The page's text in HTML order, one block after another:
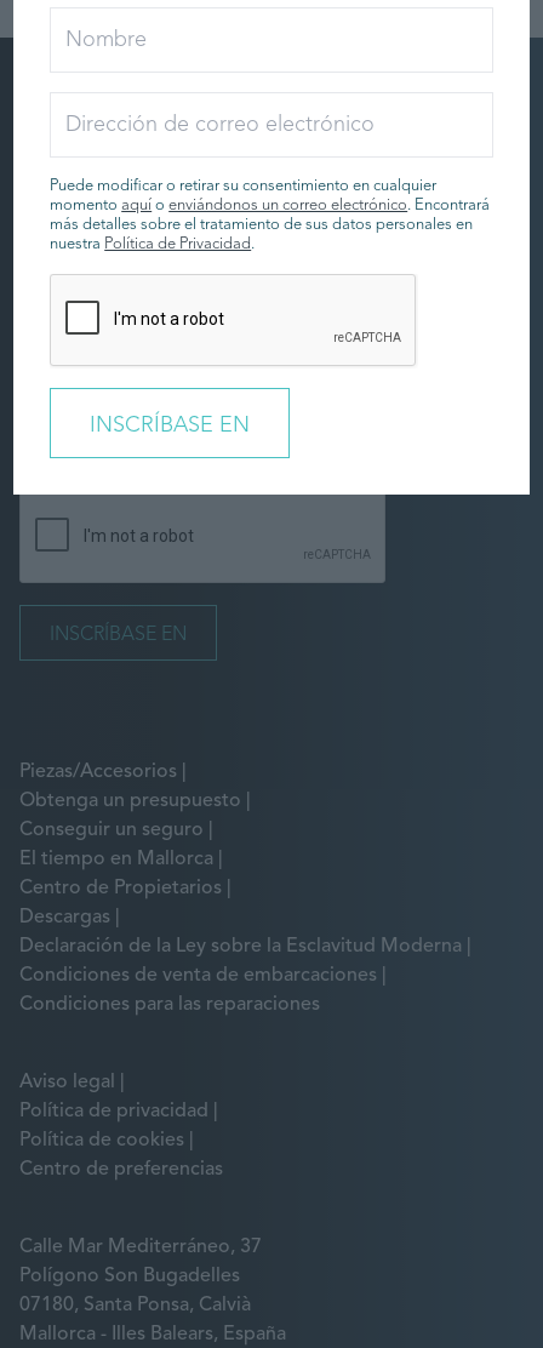
Inscripción en el boletín de noticias
Balear
Puede modificar o retirar su consentimiento en cualquier momento
enviándonos un correo electrónico
Piezas/Accesorios
Obtenga un presupuesto
Conseguir un seguro
El tiempo en Mallorca
Centro de Propietarios
Descargas
Declaración de la Ley sobre la Esclavitud Moderna
Condiciones de venta de embarcaciones
Condiciones para las reparaciones
Aviso legal
Política de privacidad
Política de cookies
Centro de preferencias
Calle Mar Mediterráneo, 37
Polígono Son Bugadelles
07180, Santa Ponsa, Calvià
Mallorca - Illes Balears, España
Puede modificar o retirar su consentimiento en cualquier
momentoaquí oenviándonos un correo electrónico. Encontrará
más detalles sobre el tratamiento de sus datos personales en
nuestra Política de Privacidad.